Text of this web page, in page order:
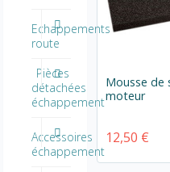
Mousse de
moteur
12,50 €
Echappements
route
Pièces
détachées
échappement
Accessoires
échappement